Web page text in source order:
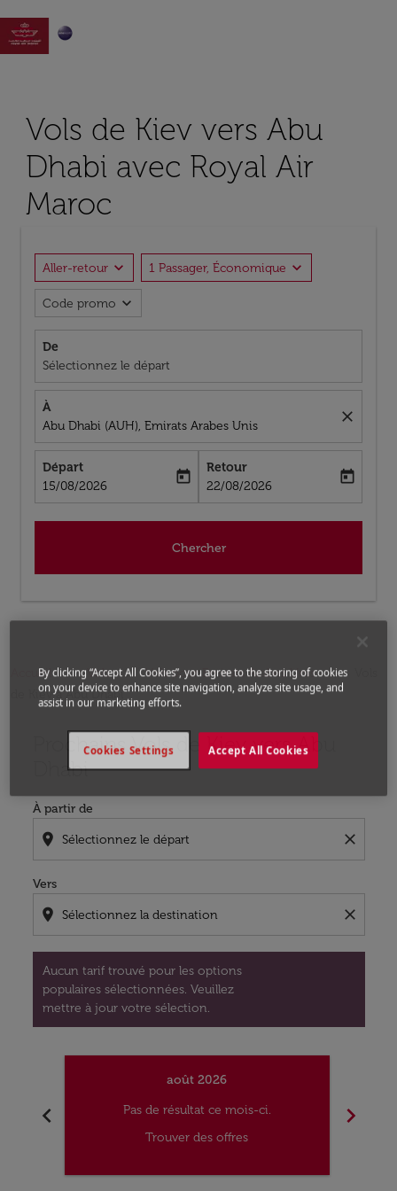

Vols de Kiev vers Abu
Dhabi avec Royal Air
Maroc
Aller-retour expand_more 1 Passager, Économique expand_more
Code promo expand_more
De
Sélectionnez le départ
À
Abu Dhabi (AUH), Emirats Arabes Unis
close
Départ
fc-booking-departure-date-aria-label
15/08/2026
today
Retour
fc-booking-return-date-aria-label
22/08/2026
today
Chercher
Accueil Vols Vols pour Emirats Arabes Unis
de Kiev a Abu Dhabi
Prochains Vols de Kiev vers Abu
Dhabi
À partir de
location_on close
Vers
location_on close
Aucun tarif trouvé pour les options
populaires sélectionnées. Veuillez
mettre à jour votre sélection.
Aucun tarif trouvé pour les options populaires
chevron_left
août 2026
Pas de résultat ce mois-ci.
Trouver des offres
chevron_right
By clicking “Accept All Cookies”, you agree to the storing of cookies
on your device to enhance site navigation, analyze site usage, and
assist in our marketing efforts.
Accept All Cookies
Cookies Settings